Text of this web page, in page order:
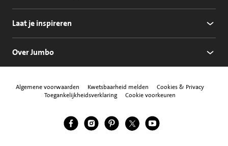
Laat je inspireren
Over Jumbo
Algemene voorwaarden Kwetsbaarheid melden
Cookies & Privacy
Toegankelijkheidsverklaring
Cookie voorkeuren
Volg ons
Jumbo Facebook
Jumbo Instagram
Jumbo Pinterest
Jumbo Twitter
Jumbo YouTube